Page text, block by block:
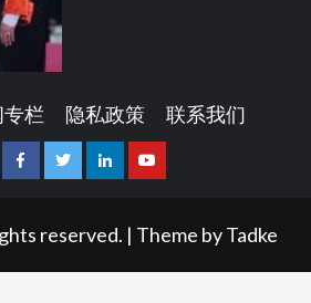
栏 隐私政策 联系我们
FacebookTwitterLinkedinYoutube
reserved. | Theme byTadke